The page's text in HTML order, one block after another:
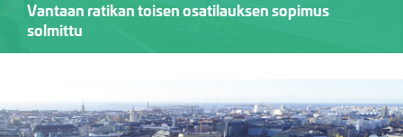
Vantaan ratikan toisen osatilauksen sopimus
solmittu